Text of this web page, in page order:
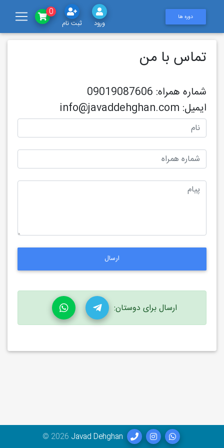
دوره ها
ورود ثبت نام
0
تماس با من
شماره همراه: 09019087606
ایمیل: info@javaddehghan.com
ارسال
ارسال برای دوستان:
© 2026 Javad Dehghan